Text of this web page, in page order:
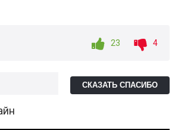
23 4
СКАЗАТЬ СПАСИБО